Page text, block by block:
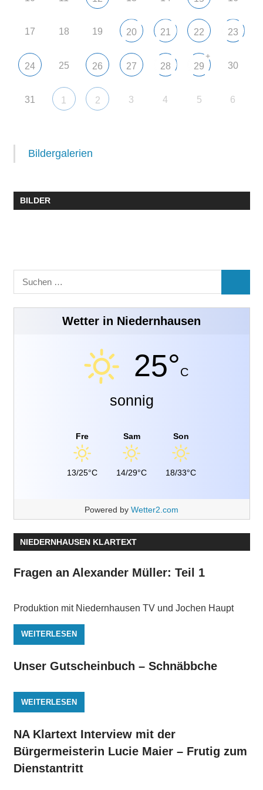
17 18 19 20 21 22 23
24 25 26 27 28 29
+
30
31 1 2 3 4 5 6
Bildergalerien
BILDER
Suchen
nach:
Wetter in Niedernhausen
25°C
sonnig
Fre
13/25°C
Sam
14/29°C
Son
18/33°C
Powered by Wetter2.com
NIEDERNHAUSEN KLARTEXT
Fragen an Alexander Müller: Teil 1
Produktion mit Niedernhausen TV und Jochen Haupt
WEITERLESEN
Unser Gutscheinbuch – Schnäbbche
WEITERLESEN
NA Klartext Interview mit der
Bürgermeisterin Lucie Maier – Frutig zum
Dienstantritt